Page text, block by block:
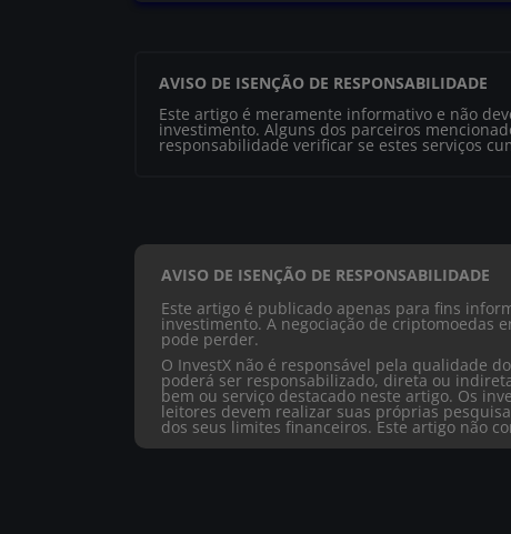
AVISO DE ISENÇÃO DE RESPONSABILIDADE
Este artigo é meramente informativo e não
investimento. Alguns dos parceiros
responsabilidade verificar se estes serviços
AVISO DE ISENÇÃO DE RESPONSABILIDADE
Este artigo é publicado apenas para fins
investimento. A negociação de criptomoedas
pode perder.
O InvestX não é responsável pela qualidade
poderá ser responsabilizado, direta ou
bem ou serviço destacado neste artigo. Os
leitores devem realizar suas próprias
dos seus limites financeiros. Este artigo não